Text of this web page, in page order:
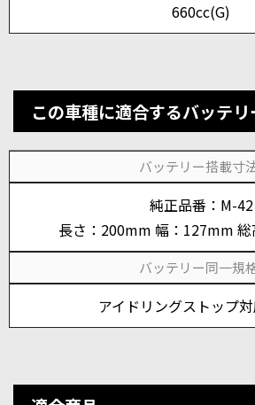
660cc(G)
この車種に適合するバッテ
バッテリー搭載寸
純正品番：M-42
長さ：200mm 幅：127mm
バッテリー同一規
アイドリングストップ